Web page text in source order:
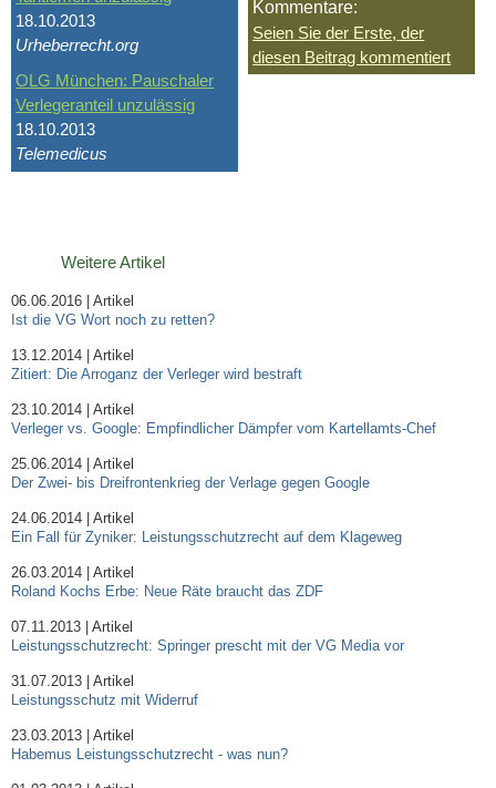
18.10.2013
Urheberrecht.org
OLG München: Pauschaler
Verlegeranteil unzulässig
18.10.2013
Telemedicus
Kommentare:
Seien Sie der Erste, der
diesen Beitrag kommentiert
Weitere Artikel
06.06.2016 | Artikel
Ist die VG Wort noch zu retten?
13.12.2014 | Artikel
Zitiert: Die Arroganz der Verleger wird bestraft
23.10.2014 | Artikel
Verleger vs. Google: Empfindlicher Dämpfer vom Kartellamts-Chef
25.06.2014 | Artikel
Der Zwei- bis Dreifrontenkrieg der Verlage gegen Google
24.06.2014 | Artikel
Ein Fall für Zyniker: Leistungsschutzrecht auf dem Klageweg
26.03.2014 | Artikel
Roland Kochs Erbe: Neue Räte braucht das ZDF
07.11.2013 | Artikel
Leistungsschutzrecht: Springer prescht mit der VG Media vor
31.07.2013 | Artikel
Leistungsschutz mit Widerruf
23.03.2013 | Artikel
Habemus Leistungsschutzrecht - was nun?